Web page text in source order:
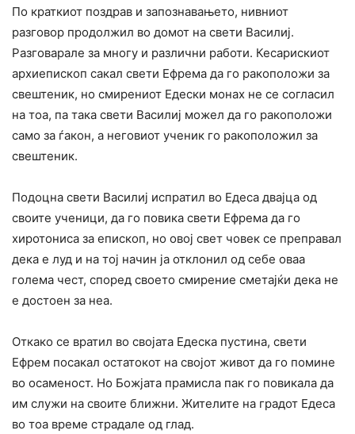
По краткиот поздрав и запознавањето, нивниот
разговор продолжил во домот на свети Василиј.
Разговарале за многу и различни работи. Кесарискиот
архиепископ сакал свети Ефрема да го ракоположи за
свештеник, но смирениот Едески монах не се согласил
на тоа, па така свети Василиј можел да го ракоположи
само за ѓакон, а неговиот ученик го ракоположил за
свештеник.
Подоцна свети Василиј испратил во Едеса двајца од
своите ученици, да го повика свети Ефрема да го
хиротониса за епископ, но овој свет човек се преправал
дека е луд и на тој начин ја отклонил од себе оваа
голема чест, според своето смирение сметајќи дека не
е достоен за неа.
Откако се вратил во својата Едеска пустина, свети
Ефрем посакал остатокот на својот живот да го помине
во осаменост. Но Божјата прамисла пак го повикала да
им служи на своите ближни. Жителите на градот Едеса
во тоа време страдале од глад.